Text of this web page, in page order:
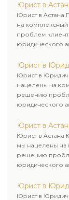
Юрист в
Юрист в Астана
на
проблем
юридического
Юрист в
Юрист в
нацелены на
решению
юридического
Юрист в
Юрист в Астана
мы нацелены на
решению
юридического
Юрист в
Юрист в